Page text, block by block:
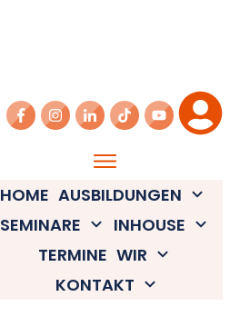
HOME AUSBILDUNGEN
SEMINARE
INHOUSE
TERMINE WIR
KONTAKT